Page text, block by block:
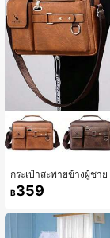
กระเป๋าสะพายข้างผู้ชาย
ะพายไหล่ธุรกิจอเนกประ
ป๋าเป้ผู้ชาย กระเป๋าเอกส
฿359